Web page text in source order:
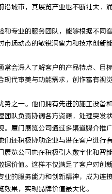
沿城市，其展览产业也不断壮大
和专业的服务团队，能够根据不
市场动态的敏锐洞察力和技术创
常会深入了解客户的产品特点、
现代审美与功能需求，创作富有
势之一。他们拥有先进的施工设
团队负责协调各方资源，处理突发
。厦门展览公司通过多渠道媒介
们还积极协助企业与潜在客户进行
展览公司也在积极引入数字化和
据价值。这样不仅满足了客户对创
业的服务能力和创新精神，成为
果，实现品牌价值最大化。